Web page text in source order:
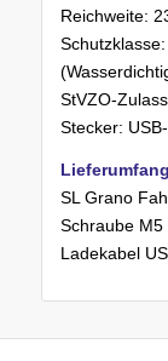
Reichweite:
StVZO-
Stecker:
SL Grano
Schraube M5
Ladekabel